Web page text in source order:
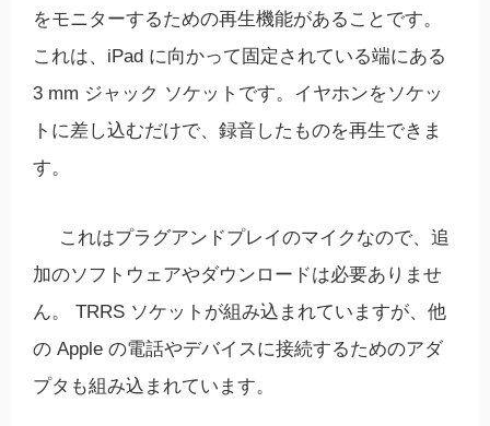
をモニターするための再生機能があることです。
これは、iPad に向かって固定されている端にある
3 mm ジャック ソケットです。イヤホンをソケッ
トに差し込むだけで、録音したものを再生できま
す。
これはプラグアンドプレイのマイクなので、追
加のソフトウェアやダウンロードは必要ありませ
ん。 TRRS ソケットが組み込まれていますが、他
の Apple の電話やデバイスに接続するためのアダ
プタも組み込まれています。